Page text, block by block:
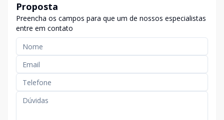
Proposta
Preencha os campos para que um de nossos especialistas
entre em contato